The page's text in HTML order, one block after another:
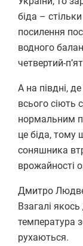
біда –
посилення
водного
четвертий-
А на півдні,
всього сіють
нормальним
це біда, тому
соняшника
врожайності
Дмитро
Взагалі
температура
рухаються.